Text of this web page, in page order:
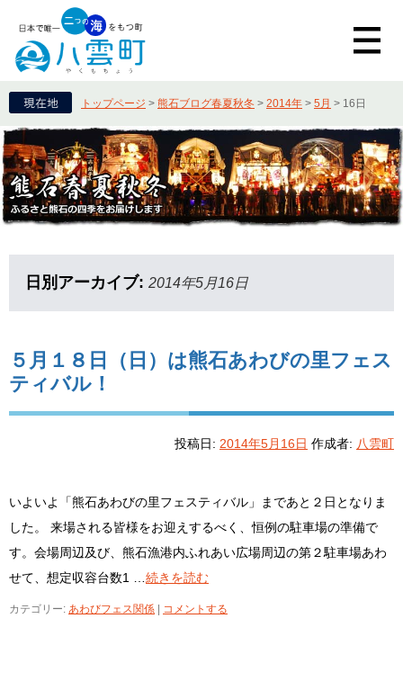
トップページ > 熊石ブログ春夏秋冬 > 2014年 > 5月 > 16日
日別アーカイブ: 2014年5月16日
５月１８日（日）は熊石あわびの里フェス
ティバル！
投稿日: 2014年5月16日 作成者: 八雲町
いよいよ「熊石あわびの里フェスティバル」まであと２日となりま
した。 来場される皆様をお迎えするべく、恒例の駐車場の準備で
す。会場周辺及び、熊石漁港内ふれあい広場周辺の第２駐車場あわ
せて、想定収容台数1 … 続きを読む
カテゴリー: あわびフェス関係 コメントする